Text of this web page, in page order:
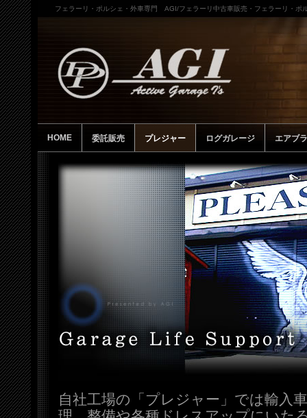
フェラーリ・ポルシェ・外車専門 AGI/フェラーリ中古車販売・フェラーリ・ポ
HOME 委託販売 プレジャー ログガレージ エアブ
自社工場の「プレジャー」では輸入